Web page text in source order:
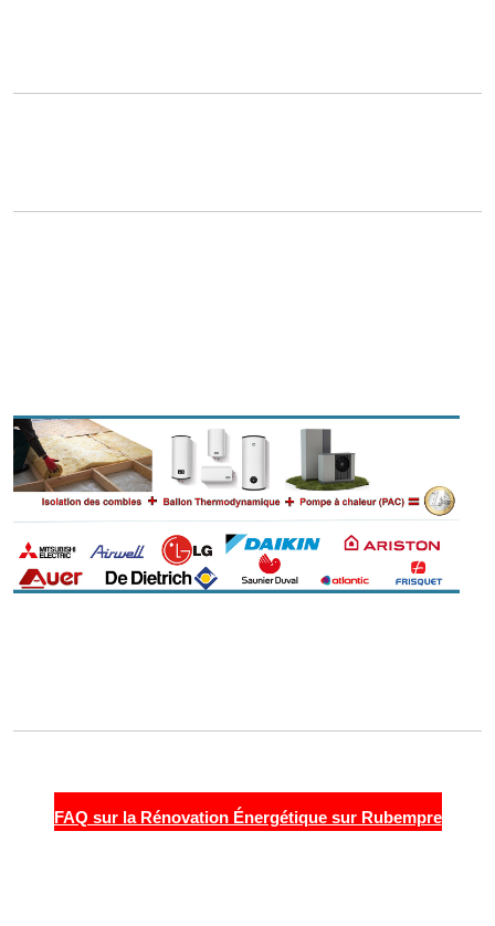
FAQ sur la Rénovation Énergétique sur Rubempre